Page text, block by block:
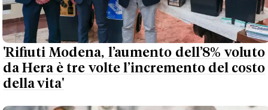
'Rifiuti Modena, l’aumento dell’8% voluto
da Hera è tre volte l’incremento del costo
della vita'